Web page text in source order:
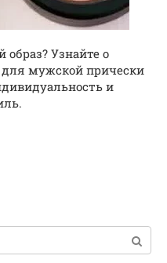
образ? Узнайте о
мужской прически
и